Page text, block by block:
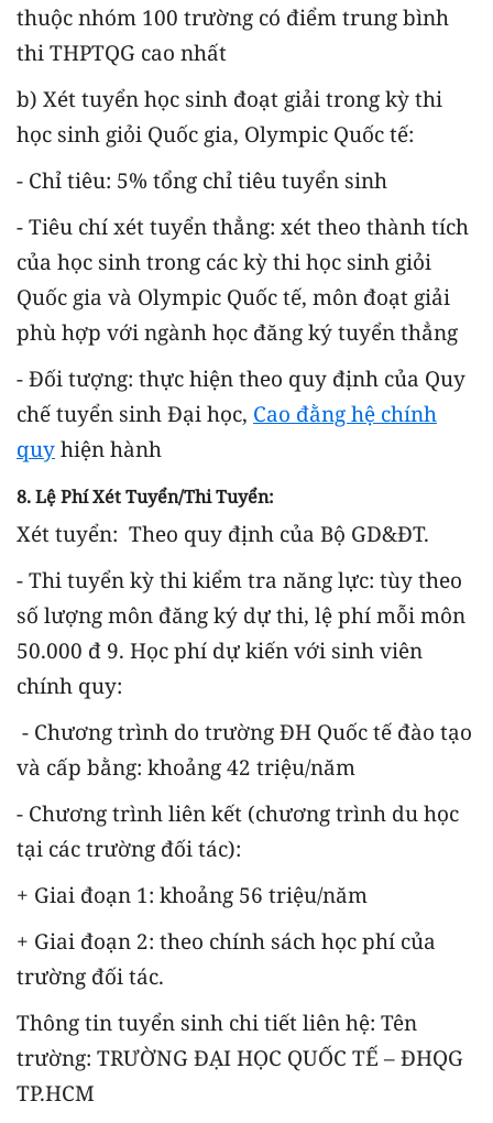
thuộc nhóm 100 trường có điểm trung bình
thi THPTQG cao nhất
b) Xét tuyển học sinh đoạt giải trong kỳ thi
học sinh giỏi Quốc gia, Olympic Quốc tế:
- Chỉ tiêu: 5% tổng chỉ tiêu tuyển sinh
- Tiêu chí xét tuyển thẳng: xét theo thành tích
của học sinh trong các kỳ thi học sinh giỏi
Quốc gia và Olympic Quốc tế, môn đoạt giải
phù hợp với ngành học đăng ký tuyển thẳng
- Đối tượng: thực hiện theo quy định của Quy
chế tuyển sinh Đại học, Cao đằng hệ chính
quy hiện hành
8. Lệ Phí Xét Tuyển/thi Tuyển:
Xét tuyển: Theo quy định của Bộ GD&ĐT.
- Thi tuyển kỳ thi kiểm tra năng lực: tùy theo
số lượng môn đăng ký dự thi, lệ phí mỗi môn
50.000 đ 9. Học phí dự kiến với sinh viên
chính quy:
- Chương trình do trường ĐH Quốc tế đào tạo
và cấp bằng: khoảng 42 triệu/năm
- Chương trình liên kết (chương trình du học
tại các trường đối tác):
+ Giai đoạn 1: khoảng 56 triệu/năm
+ Giai đoạn 2: theo chính sách học phí của
trường đối tác.
Thông tin tuyển sinh chi tiết liên hệ: Tên
trường: TRƯỜNG ĐẠI HỌC QUỐC TẾ – ĐHQG
TP.HCM